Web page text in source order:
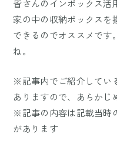
皆さんのインボックス活
家の中の収納ボックスを
できるのでオススメです
ね。
※記事内でご紹介してい
ありますので、あらかじ
※記事の内容は記載当時
があります